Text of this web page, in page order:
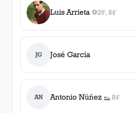
Luis Arrieta ⚽
2gol es, 29', 84'
29', 84'
JG José García
AN Antonio Núñez 👟
1asistencia
84'